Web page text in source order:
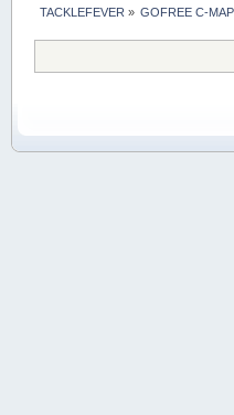
TACKLEFEVER » GOFREE C-